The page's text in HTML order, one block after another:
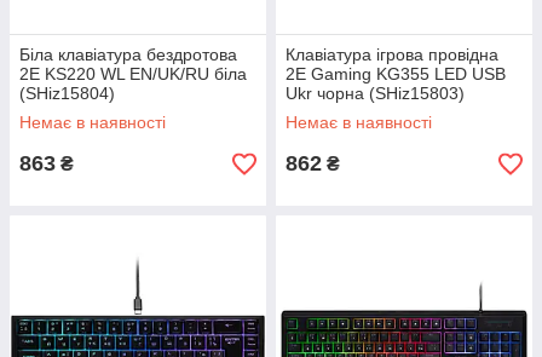
Біла клавіатура бездротова
2E KS220 WL EN/UK/RU біла
(SHiz15804)
Немає в наявності
863 ₴
Клавіатура ігрова провідна
2E Gaming KG355 LED USB
Ukr чорна (SHiz15803)
Немає в наявності
862 ₴